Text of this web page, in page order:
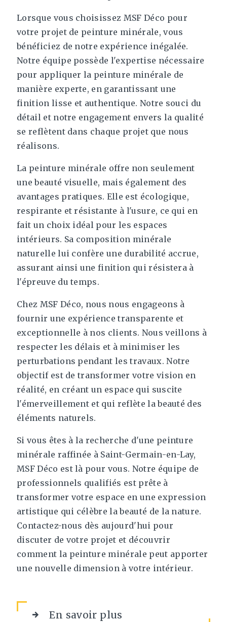
Lorsque vous choisissez MSF Déco pour
votre projet de peinture minérale, vous
bénéficiez de notre expérience inégalée.
Notre équipe possède l'expertise nécessaire
pour appliquer la peinture minérale de
manière experte, en garantissant une
finition lisse et authentique. Notre souci du
détail et notre engagement envers la qualité
se reflètent dans chaque projet que nous
réalisons.
La peinture minérale offre non seulement
une beauté visuelle, mais également des
avantages pratiques. Elle est écologique,
respirante et résistante à l'usure, ce qui en
fait un choix idéal pour les espaces
intérieurs. Sa composition minérale
naturelle lui confère une durabilité accrue,
assurant ainsi une finition qui résistera à
l'épreuve du temps.
Chez MSF Déco, nous nous engageons à
fournir une expérience transparente et
exceptionnelle à nos clients. Nous veillons à
respecter les délais et à minimiser les
perturbations pendant les travaux. Notre
objectif est de transformer votre vision en
réalité, en créant un espace qui suscite
l'émerveillement et qui reflète la beauté des
éléments naturels.
Si vous êtes à la recherche d'une peinture
minérale raffinée à Saint-Germain-en-Lay,
MSF Déco est là pour vous. Notre équipe de
professionnels qualifiés est prête à
transformer votre espace en une expression
artistique qui célèbre la beauté de la nature.
Contactez-nous dès aujourd'hui pour
discuter de votre projet et découvrir
comment la peinture minérale peut apporter
une nouvelle dimension à votre intérieur.
En savoir plus